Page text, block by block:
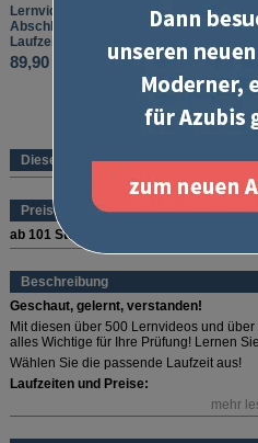
Lernvideos Kaufmann/-frau im
Abschlussprüfung Teil 1 und 2
Laufzeit: 6 Monate
89,90 €
Dieses Produkt ist ein eBook
Preise (pro Stück und Sorte)
ab 101 Stück
Beschreibung
Geschaut, gelernt, verstanden!
Mit diesen über 500 Lernvideos und
alles Wichtige für Ihre Prüfung! Lernen
Wählen Sie die passende Laufzeit aus!
Laufzeiten und Preise:
1 Monat: 34,90 Euro
mehr